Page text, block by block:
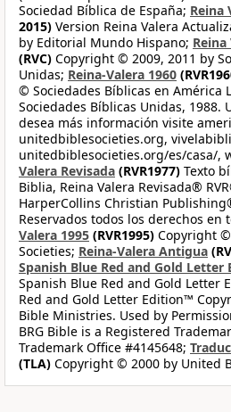
Sociedad Bíblica de España; Reina
2015) Version Reina Valera
by Editorial Mundo Hispano;
(RVC) Copyright © 2009, 2011 by
Unidas; Reina-Valera 1960
© Sociedades Bíblicas en América
Sociedades Bíblicas Unidas, 1988.
desea más información visite
unitedbiblesocieties.org,
unitedbiblesocieties.org/es/casa/,
Valera Revisada (RVR1977) Texto
Biblia, Reina Valera Revisada®
HarperCollins Christian
Reservados todos los derechos en
Valera 1995 (RVR1995) Copyright
Societies; Reina-Valera Antigua
Spanish Blue Red and Gold Letter
Spanish Blue Red and Gold Letter
Red and Gold Letter Edition™
Bible Ministries. Used by
BRG Bible is a Registered
Trademark Office #4145648;
(TLA) Copyright © 2000 by United